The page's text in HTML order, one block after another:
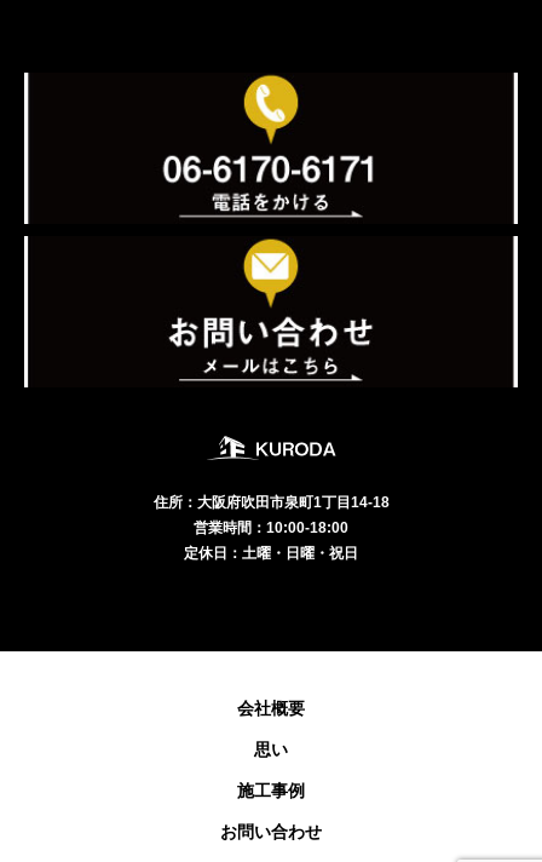
住所：大阪府吹田市泉町1丁目14-18
営業時間：10:00-18:00
定休日：土曜・日曜・祝日
会社概要
思い
施工事例
お問い合わせ